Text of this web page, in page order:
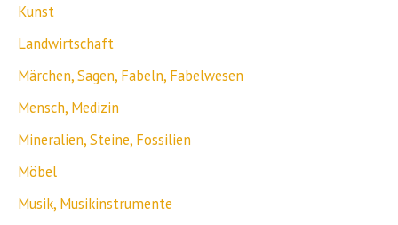
Kunst
Landwirtschaft
Märchen, Sagen, Fabeln, Fabelwesen
Mensch, Medizin
Mineralien, Steine, Fossilien
Möbel
Musik, Musikinstrumente